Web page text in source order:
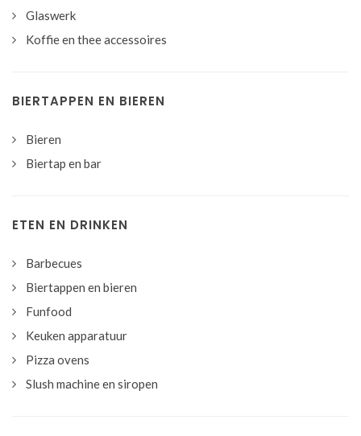
Glaswerk
Koffie en thee accessoires
BIERTAPPEN EN BIEREN
Bieren
Biertap en bar
ETEN EN DRINKEN
Barbecues
Biertappen en bieren
Funfood
Keuken apparatuur
Pizza ovens
Slush machine en siropen